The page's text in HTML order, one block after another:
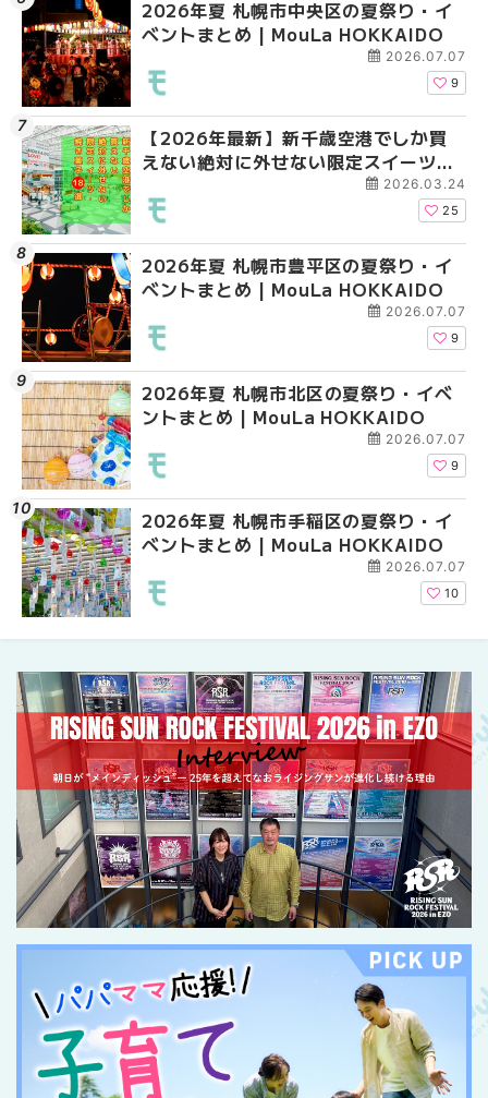
2026年夏 札幌市中央区の夏祭り・イ
ベントまとめ | MouLa HOKKAIDO
2026.07.07
9
【2026年最新】新千歳空港でしか買
えない絶対に外せない限定スイーツ・
焼き菓子18選 | MouLa HOKKAIDO
2026.03.24
25
2026年夏 札幌市豊平区の夏祭り・イ
ベントまとめ | MouLa HOKKAIDO
2026.07.07
9
2026年夏 札幌市北区の夏祭り・イベ
ントまとめ | MouLa HOKKAIDO
2026.07.07
9
2026年夏 札幌市手稲区の夏祭り・イ
ベントまとめ | MouLa HOKKAIDO
2026.07.07
10
2026年夏 札幌市清田
ベントまとめ |
2026年夏 札幌市南区
ントまとめ | MouLa
2026年夏 札幌市豊平
ベントまとめ |
2026年夏 札幌市中央
ベントまとめ |
2026年夏 恵庭市・千
イベントまとめ |
札幌の麻辣湯（マーラ
め専門店6選！本場の
新店まで徹底比較 |
2026年夏 札幌市清田
ベントまとめ |
【2026年最新】新千
えない絶対に外せない
焼き菓子18選 |
【新千歳空港】新カー
業。「SUPER
ーパーラウンジアネッ
介！！ | MouLa
2026年夏 札幌市豊平
ベントまとめ |